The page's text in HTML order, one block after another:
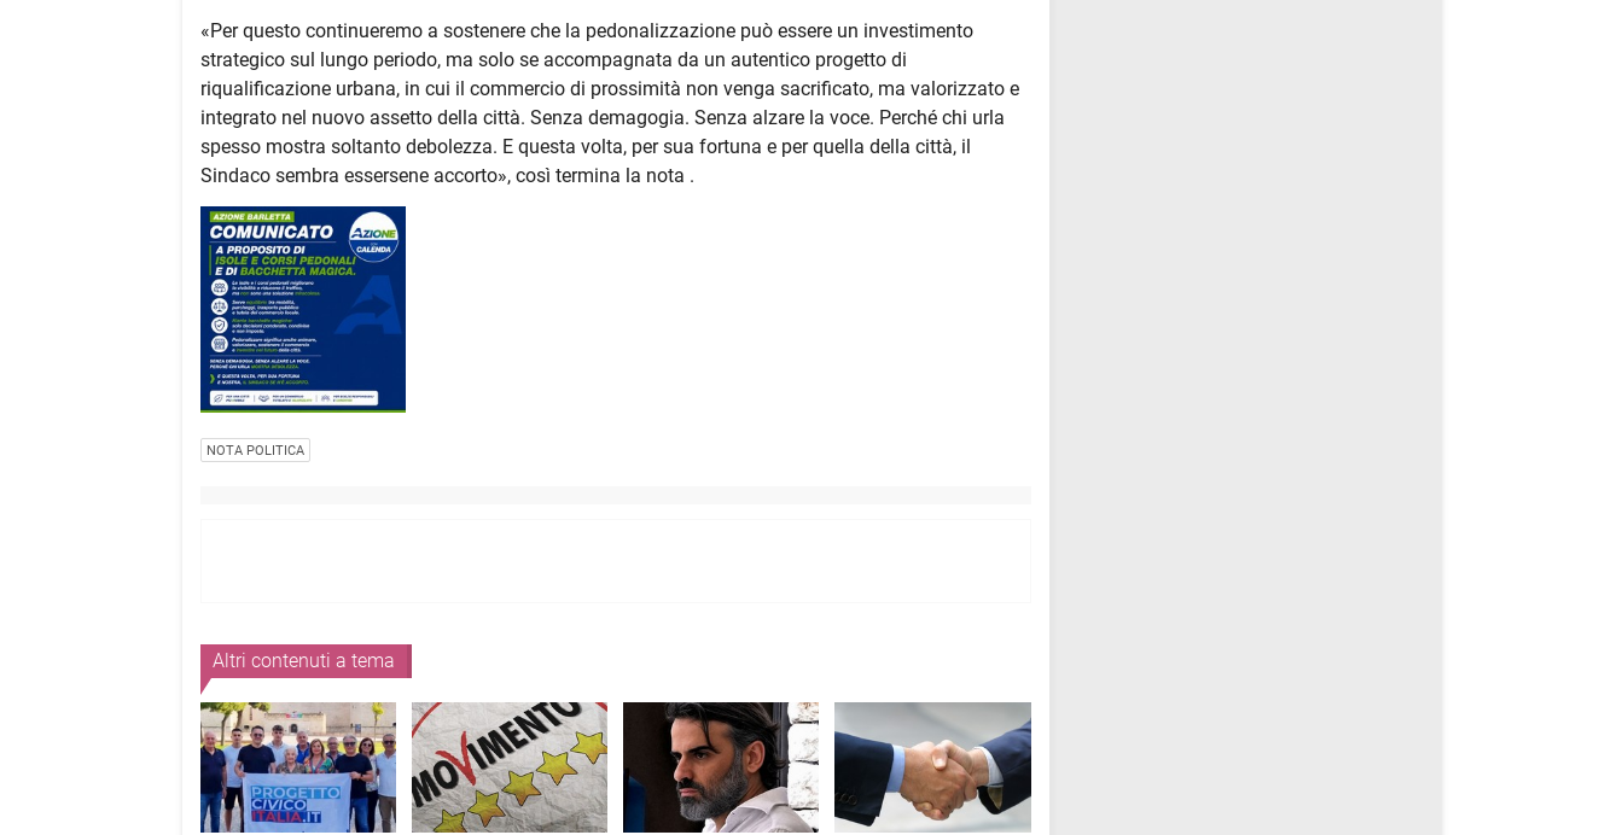
«Per questo continueremo a sostenere che la pedonalizzazione può essere un investimento
strategico sul lungo periodo, ma solo se accompagnata da un autentico progetto di
riqualificazione urbana, in cui il commercio di prossimità non venga sacrificato, ma valorizzato e
integrato nel nuovo assetto della città. Senza demagogia. Senza alzare la voce. Perché chi urla
spesso mostra soltanto debolezza. E questa volta, per sua fortuna e per quella della città, il
Sindaco sembra essersene accorto», così termina la nota .
NOTA POLITICA
Altri contenuti a tema